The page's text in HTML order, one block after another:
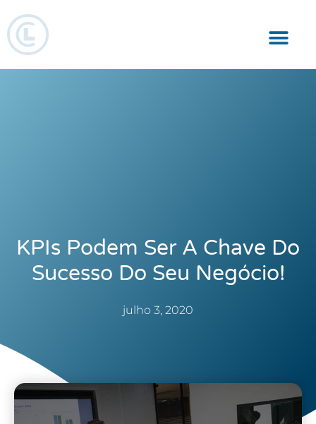
KPIs Podem Ser A Chave Do
Sucesso Do Seu Negócio!
julho 3, 2020